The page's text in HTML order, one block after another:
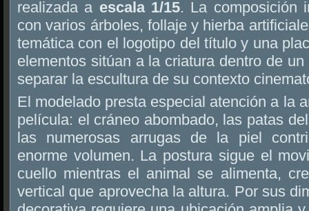
realizada a escala 1/15. La composición
con varios árboles, follaje y hierba
temática con el logotipo del título y una
elementos sitúan a la criatura dentro de
separar la escultura de su contexto
El modelado presta especial atención a la
película: el cráneo abombado, las patas
las numerosas arrugas de la piel
enorme volumen. La postura sigue el
cuello mientras el animal se alimenta,
vertical que aprovecha la altura. Por sus